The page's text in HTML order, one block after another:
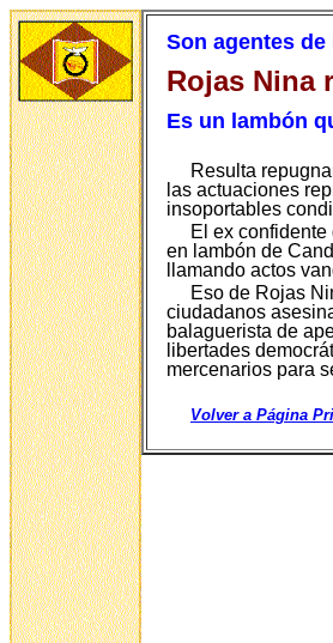
Son agentes
Rojas Nina
Es un lambón
Resulta
las actuaciones
insoportables
El ex
en lambón de
llamando actos
Eso de Rojas
ciudadanos
balaguerista de
libertades
mercenarios para
Volver a Página